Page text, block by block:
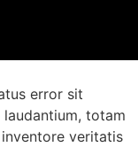
error sit
totam
veritatis